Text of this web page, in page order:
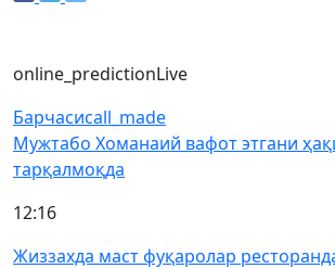
online_predictionLive
Барчасиcall_made
Мужтабо Хоманаий вафот этгани
тарқалмоқда
12:16
Жиззахда маст фуқаролар